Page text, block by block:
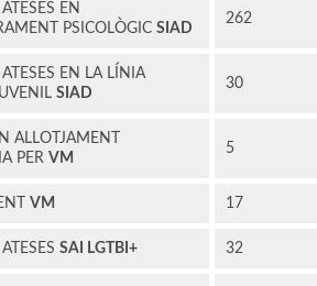
EN
PSICOLÒGIC SIAD
262
EN LA LÍNIA
SIAD
30
ALLOTJAMENT
PER VM
5
VM 17
SAI LGTBI+ 32